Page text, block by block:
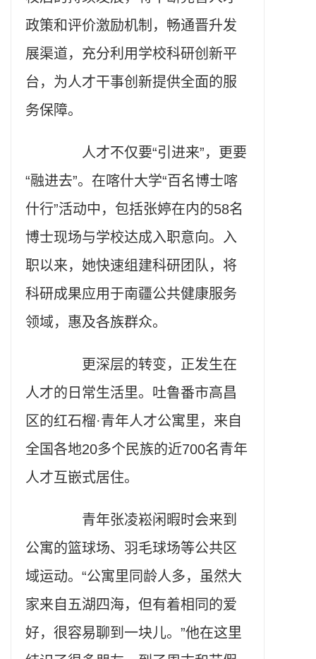
政策和评价激励机制，畅通晋升发
展渠道，充分利用学校科研创新平
台，为人才干事创新提供全面的服
务保障。
人才不仅要“引进来”，更要
“融进去”。在喀什大学“百名博士喀
什行”活动中，包括张婷在内的58名
博士现场与学校达成入职意向。入
职以来，她快速组建科研团队，将
科研成果应用于南疆公共健康服务
领域，惠及各族群众。
更深层的转变，正发生在
人才的日常生活里。吐鲁番市高昌
区的红石榴·青年人才公寓里，来自
全国各地20多个民族的近700名青年
人才互嵌式居住。
青年张凌崧闲暇时会来到
公寓的篮球场、羽毛球场等公共区
域运动。“公寓里同龄人多，虽然大
家来自五湖四海，但有着相同的爱
好，很容易聊到一块儿。”他在这里